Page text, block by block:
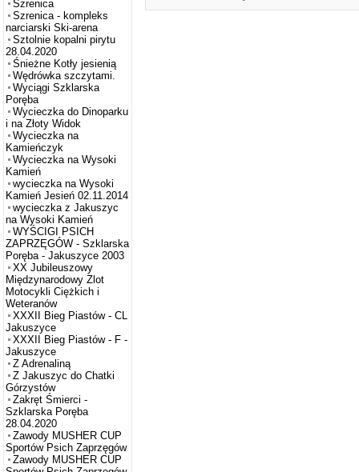
Szrenica
Szrenica - kompleks
narciarski Ski-arena
Sztolnie kopalni pirytu
28.04.2020
Śnieżne Kotły jesienią
Wędrówka szczytami.
Wyciągi Szklarska
Poręba
Wycieczka do Dinoparku
i na Złoty Widok
Wycieczka na
Kamieńczyk
Wycieczka na Wysoki
Kamień
wycieczka na Wysoki
Kamień Jesień 02.11.2014
wycieczka z Jakuszyc
na Wysoki Kamień
WYŚCIGI PSICH
ZAPRZĘGÓW - Szklarska
Poręba - Jakuszyce 2003
XX Jubileuszowy
Międzynarodowy Zlot
Motocykli Ciężkich i
Weteranów
XXXII Bieg Piastów - CL
Jakuszyce
XXXII Bieg Piastów - F -
Jakuszyce
Z Adrenaliną
Z Jakuszyc do Chatki
Górzystów
Zakręt Śmierci -
Szklarska Poręba
28.04.2020
Zawody MUSHER CUP
Sportów Psich Zaprzęgów
Zawody MUSHER CUP